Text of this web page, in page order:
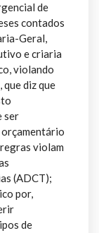
de
contados
Geral,
e criaria
violando
diz que
ser
orçamentário
violam
(ADCT);
por,
de